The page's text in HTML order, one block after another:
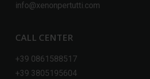
info@xenonpertutti.com
CALL CENTER
+39 0861588517
+39 3805195604